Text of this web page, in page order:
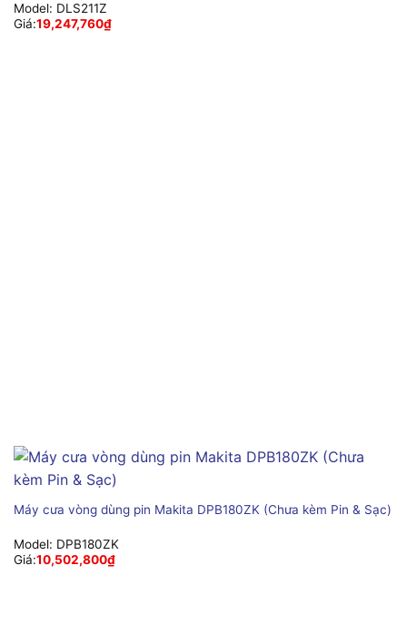
Model: DLS211Z
Giá:19,247,760₫
Máy cưa vòng dùng pin Makita DPB180ZK (Chưa kèm Pin & Sạc)
Model: DPB180ZK
Giá:10,502,800₫